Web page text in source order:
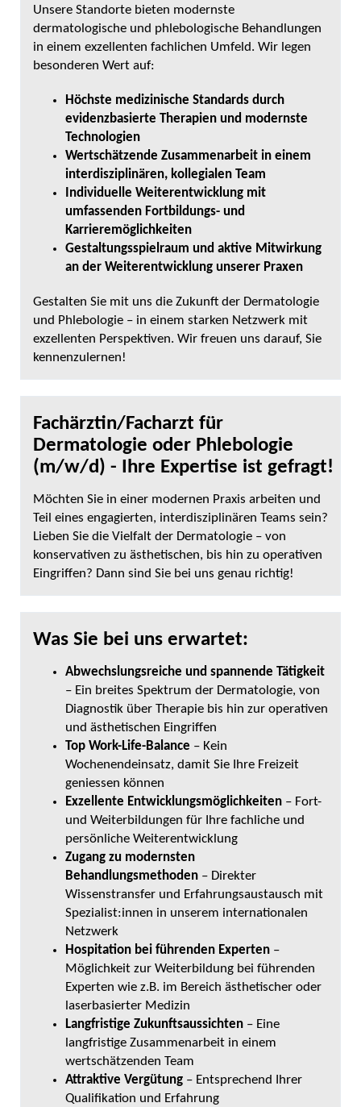
Unsere Standorte bieten modernste
dermatologische und phlebologische Behandlungen
in einem exzellenten fachlichen Umfeld. Wir legen
besonderen Wert auf:
Höchste medizinische Standards durch
evidenzbasierte Therapien und modernste
Technologien
Wertschätzende Zusammenarbeit in einem
interdisziplinären, kollegialen Team
Individuelle Weiterentwicklung mit
umfassenden Fortbildungs- und
Karrieremöglichkeiten
Gestaltungsspielraum und aktive Mitwirkung
an der Weiterentwicklung unserer Praxen
Gestalten Sie mit uns die Zukunft der Dermatologie
und Phlebologie – in einem starken Netzwerk mit
exzellenten Perspektiven. Wir freuen uns darauf, Sie
kennenzulernen!
Fachärztin/Facharzt für
Dermatologie oder Phlebologie
(m/w/d) - Ihre Expertise ist gefragt!
Möchten Sie in einer modernen Praxis arbeiten und
Teil eines engagierten, interdisziplinären Teams sein?
Lieben Sie die Vielfalt der Dermatologie – von
konservativen zu ästhetischen, bis hin zu operativen
Eingriffen? Dann sind Sie bei uns genau richtig!
Was Sie bei uns erwartet:
Abwechslungsreiche und spannende Tätigkeit
– Ein breites Spektrum der Dermatologie, von
Diagnostik über Therapie bis hin zur operativen
und ästhetischen Eingriffen
Top Work-Life-Balance – Kein
Wochenendeinsatz, damit Sie Ihre Freizeit
geniessen können
Exzellente Entwicklungsmöglichkeiten – Fort-
und Weiterbildungen für Ihre fachliche und
persönliche Weiterentwicklung
Zugang zu modernsten
Behandlungsmethoden – Direkter
Wissenstransfer und Erfahrungsaustausch mit
Spezialist:innen in unserem internationalen
Netzwerk
Hospitation bei führenden Experten –
Möglichkeit zur Weiterbildung bei führenden
Experten wie z.B. im Bereich ästhetischer oder
laserbasierter Medizin
Langfristige Zukunftsaussichten – Eine
langfristige Zusammenarbeit in einem
wertschätzenden Team
Attraktive Vergütung – Entsprechend Ihrer
Qualifikation und Erfahrung